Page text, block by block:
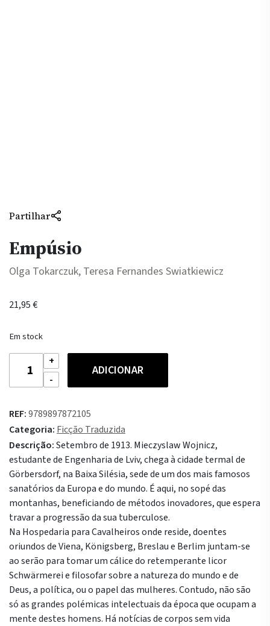
Partilhar
Empúsio
Olga Tokarczuk, Teresa Fernandes Swiatkiewicz
21,95€
Em stock
Quantidade
Empúsio
ADICIONAR
REF:9789897872105
Categoria: Ficção Traduzida
Descrição:Setembro de 1913. Mieczyslaw Wojnicz,
estudante de Engenharia de Lviv, chega à cidade termal de
Görbersdorf, na Baixa Silésia, sede de um dos mais famosos
sanatórios da Europa e do mundo. É aqui, no sopé das
montanhas, beneficiando de métodos inovadores, que espera
travar a progressão da sua tuberculose.
Na Hospedaria para Cavalheiros onde reside, doentes
oriundos de Viena, Königsberg, Breslau e Berlim juntam-se
ao serão para tomar um cálice do retemperante licor
Schwärmerei e filosofar sobre a natureza do mundo e de
Deus, a política, ou o papel das mulheres. Contudo, não são
só as grandes polémicas intelectuais da época que ocupam a
mente destes homens. Há notícias de corpos sem vida